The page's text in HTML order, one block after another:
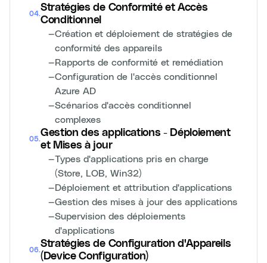
04.
Stratégies de Conformité et Accès
Conditionnel
—Création et déploiement de stratégies de
conformité des appareils
—Rapports de conformité et remédiation
—Configuration de l'accès conditionnel
Azure AD
—Scénarios d'accès conditionnel
complexes
05.
Gestion des applications - Déploiement
et Mises à jour
—Types d'applications pris en charge
(Store, LOB, Win32)
—Déploiement et attribution d'applications
—Gestion des mises à jour des applications
—Supervision des déploiements
d'applications
06.
Stratégies de Configuration d'Appareils
(Device Configuration)